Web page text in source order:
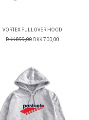
VORTEX PULLOVER HOOD
DKK 899,00 DKK 700,00